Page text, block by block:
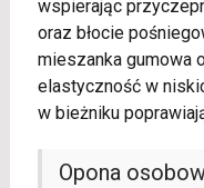
wspierając
oraz błocie
mieszanka gumowa
elastyczność w
w bieżniku
Opona